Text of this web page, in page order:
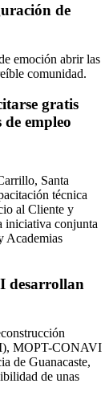
de
emoción abrir las
comunidad.
gratis
empleo
Santa
técnica
al Cliente y
iniciativa conjunta
Academias
desarrollan
MOPT-CONAVI
de Guanacaste,
de unas